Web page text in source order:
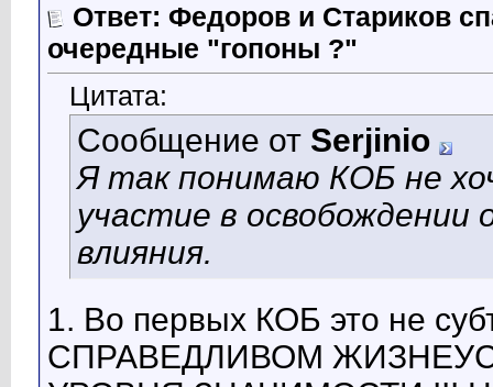
Ответ: Федоров и Стариков
очередные "гопоны ?"
Цитата:
Сообщение от Serjinio
Я так понимаю КОБ не
участие в освобождении
влияния.
1. Во первых КОБ это не
СПРАВЕДЛИВОМ